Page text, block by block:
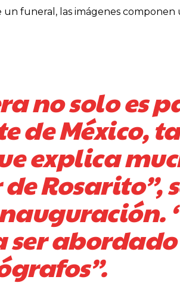
funeral, las imágenes componen
no solo es
de México,
explica
Rosarito”,
ser